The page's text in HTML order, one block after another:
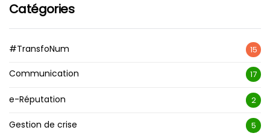
Catégories
#TransfoNum 15
Communication 17
e-Réputation 2
Gestion de crise 5